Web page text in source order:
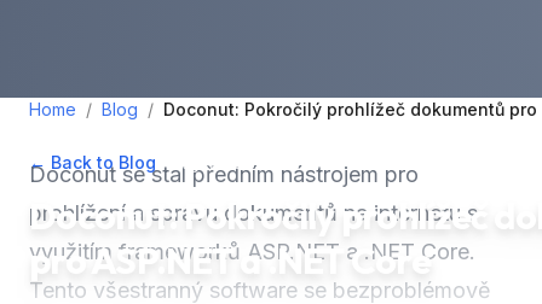
Home / Blog / Doconut: Pokročilý prohlížeč dokumentů pro
← Back to Blog •July 15, 2024 4min read
Doconut: Pokročilý prohlížeč
pro ASP.NET a .NET Core
Doconut se stal předním nástrojem pro
prohlížení a správu dokumentů na internetu s
využitím frameworků ASP.NET a .NET Core.
Tento všestranný software se bezproblémově